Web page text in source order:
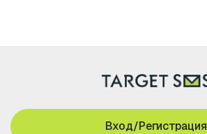
Вход/Регистрация